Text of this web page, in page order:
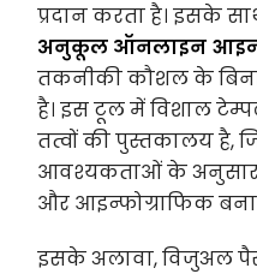
प्रदान करता है। इसके
अनुकूल ऑनलाइन
तकनीकी कौशल के
है। इस टूल में विशाल
तत्वों की पुस्तकालय है,
आवश्यकताओं के
और आइन्फोग्राफिक
इसके अलावा, विजुअल